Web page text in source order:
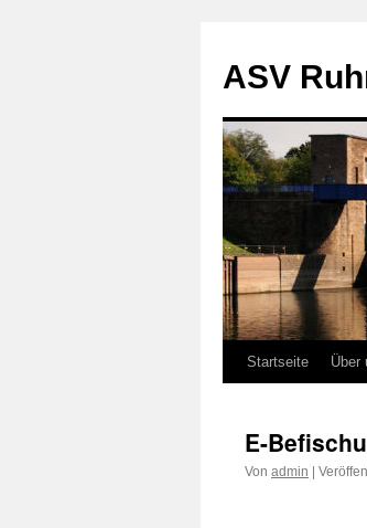
ASV
Zum
springen
Startseite Über
E-
Von admin